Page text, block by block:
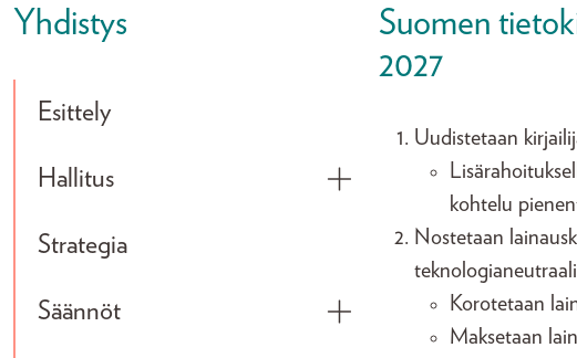
Yhdistys
Esittely
Hallitus
Toggle submenu
Strategia
Säännöt
Toggle submenu
Suomen
2027
Uudistetaan
kohtelu
Nostetaan
Korotetaan
Maksetaan